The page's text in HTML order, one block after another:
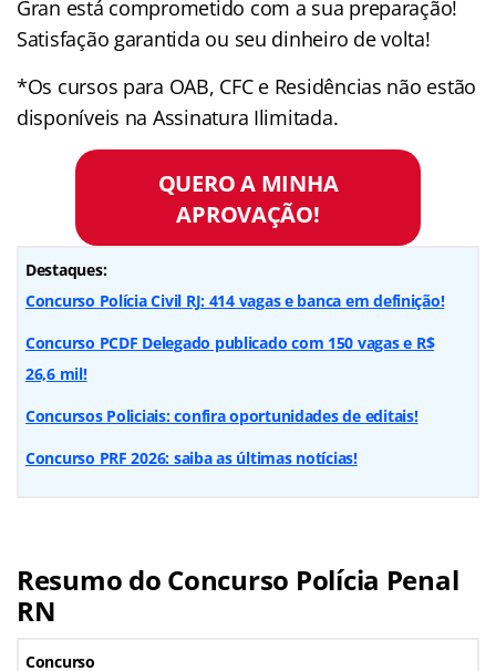
Gran está comprometido com a sua preparação!
Satisfação garantida ou seu dinheiro de volta!
*Os cursos para OAB, CFC e Residências não estão
disponíveis na Assinatura Ilimitada.
QUERO A MINHA
APROVAÇÃO!
Destaques:
Concurso Polícia Civil RJ: 414 vagas e banca em definição!
Concurso PCDF Delegado publicado com 150 vagas e R$
26,6 mil!
Concursos Policiais: confira oportunidades de editais!
Concurso PRF 2026: saiba as últimas notícias!
Resumo do Concurso Polícia Penal
RN
Concurso